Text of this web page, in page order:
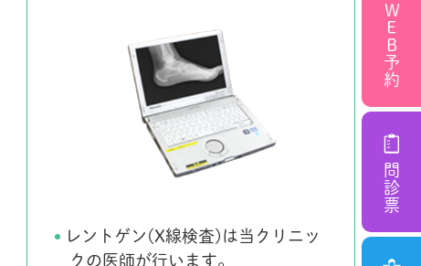
レントゲン(X線検査)は当クリニッ
クの医師が行います。
WEB予約
問診票